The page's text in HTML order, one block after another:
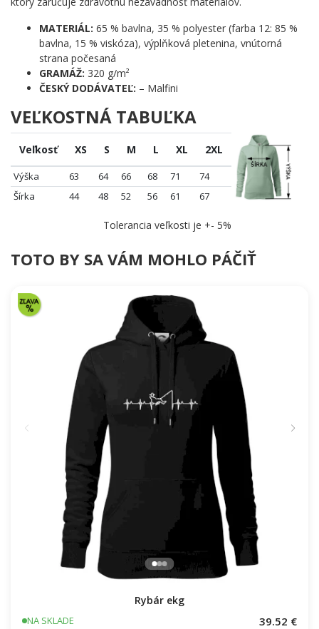
MATERIÁL: 65 % bavlna, 35 % polyester (farba 12: 85 %
bavlna, 15 % viskóza), výplňková pletenina, vnútorná
strana počesaná
GRAMÁŽ: 320 g/m²
ČESKÝ DODÁVATEĽ: – Malfini
VEĽKOSTNÁ TABUĽKA
Veľkosť XS S M L XL 2XL
Výška 63 64 66 68 71
74
Šírka
44 48 52 56 61 67
Tolerancia veľkosti je +- 5%
TOTO BY SA VÁM MOHLO PÁČIŤ
Rybár ekg
NA SKLADE 39.52 €